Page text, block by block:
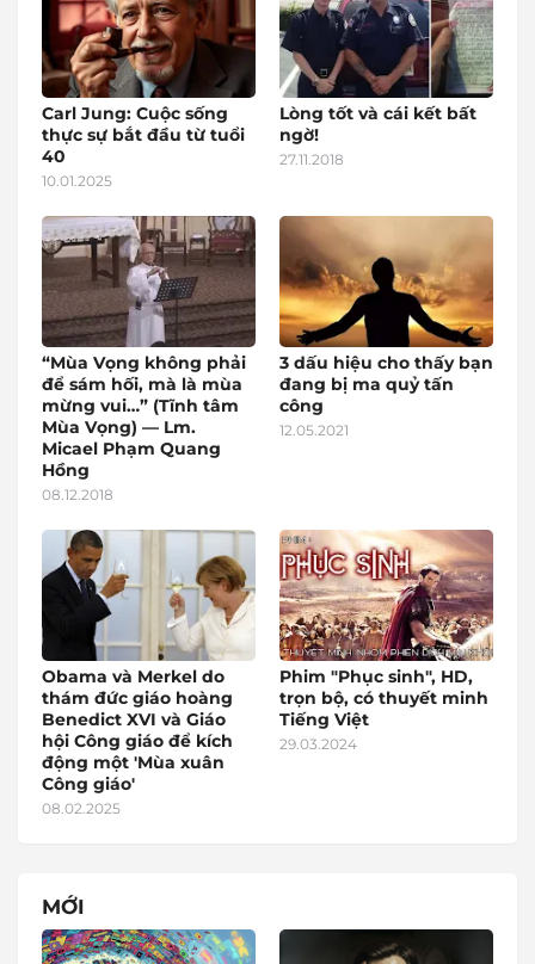
Carl Jung: Cuộc sống
thực sự bắt đầu từ tuổi
40
10.01.2025
Lòng tốt và cái kết bất
ngờ!
27.11.2018
“Mùa Vọng không phải
để sám hối, mà là mùa
mừng vui…” (Tĩnh tâm
Mùa Vọng) — Lm.
Micael Phạm Quang
Hồng
08.12.2018
3 dấu hiệu cho thấy bạn
đang bị ma quỷ tấn
công
12.05.2021
Obama và Merkel do
thám đức giáo hoàng
Benedict XVI và Giáo
hội Công giáo để kích
động một 'Mùa xuân
Công giáo'
08.02.2025
Phim "Phục sinh", HD,
trọn bộ, có thuyết minh
Tiếng Việt
29.03.2024
MỚI